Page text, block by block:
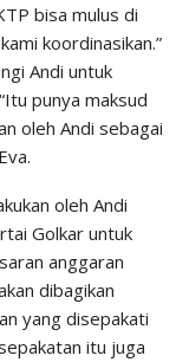
bisa mulus di
koordinasikan.”
Andi untuk
punya maksud
oleh Andi sebagai
oleh Andi
Golkar untuk
anggaran
dibagikan
yang disepakati
itu juga